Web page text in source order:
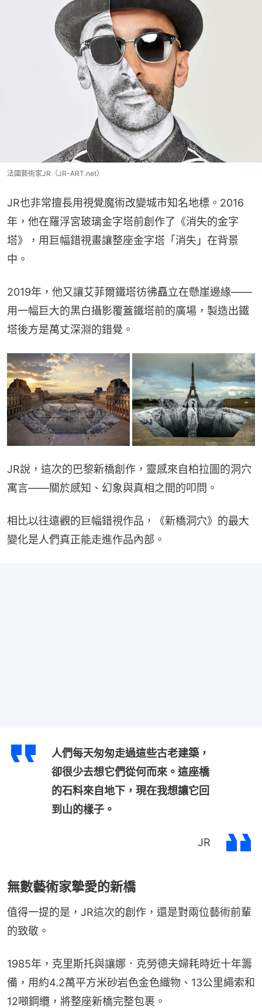
法國藝術家JR（JR-ART.net）
JR也非常擅長用視覺魔術改變城市知名地標。2016
年，他在羅浮宮玻璃金字塔前創作了《消失的金字
塔》，用巨幅錯視畫讓整座金字塔「消失」在背景
中。
2019年，他又讓艾菲爾鐵塔彷彿矗立在懸崖邊緣——
用一幅巨大的黑白攝影覆蓋鐵塔前的廣場，製造出鐵
塔後方是萬丈深淵的錯覺。
JR說，這次的巴黎新橋創作，靈感來自柏拉圖的洞穴
寓言——關於感知、幻象與真相之間的叩問。
相比以往遠觀的巨幅錯視作品，《新橋洞穴》的最大
變化是人們真正能走進作品內部。
人們每天匆匆走過這些古老建築，
卻很少去想它們從何而來。這座橋
的石料來自地下，現在我想讓它回
到山的樣子。
JR
無數藝術家摯愛的新橋
值得一提的是，JR這次的創作，還是對兩位藝術前輩
的致敬。
1985年，克里斯托與讓娜．克勞德夫婦耗時近十年籌
備，用約4.2萬平方米砂岩色金色織物、13公里繩索和
12噸鋼纜，將整座新橋完整包裹。